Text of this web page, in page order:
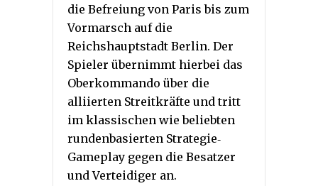
die Befreiung von Paris bis zum
Vormarsch auf die
Reichshauptstadt Berlin. Der
Spieler übernimmt hierbei das
Oberkommando über die
alliierten Streitkräfte und tritt
im klassischen wie beliebten
rundenbasierten Strategie‐
Gameplay gegen die Besatzer
und Verteidiger an.